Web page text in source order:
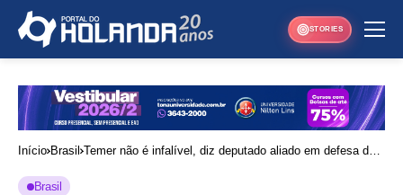
STORIES
Início Brasil Temer não é infalível, diz deputado aliado em defesa do
Brasil